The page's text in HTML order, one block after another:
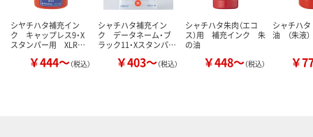
シヤチハタ補充イン
ク キャップレス9・X
スタンパー用 XLR…
￥444～（税込）
シャチハタ補充イン
ク データネーム・ブ
ラック11・Xスタンパ…
￥403～（税込）
シャチハタ朱肉（エコ
ス）用 補充インク 朱
の油
￥448～（税込）
シャチハ
油 （朱液）
￥